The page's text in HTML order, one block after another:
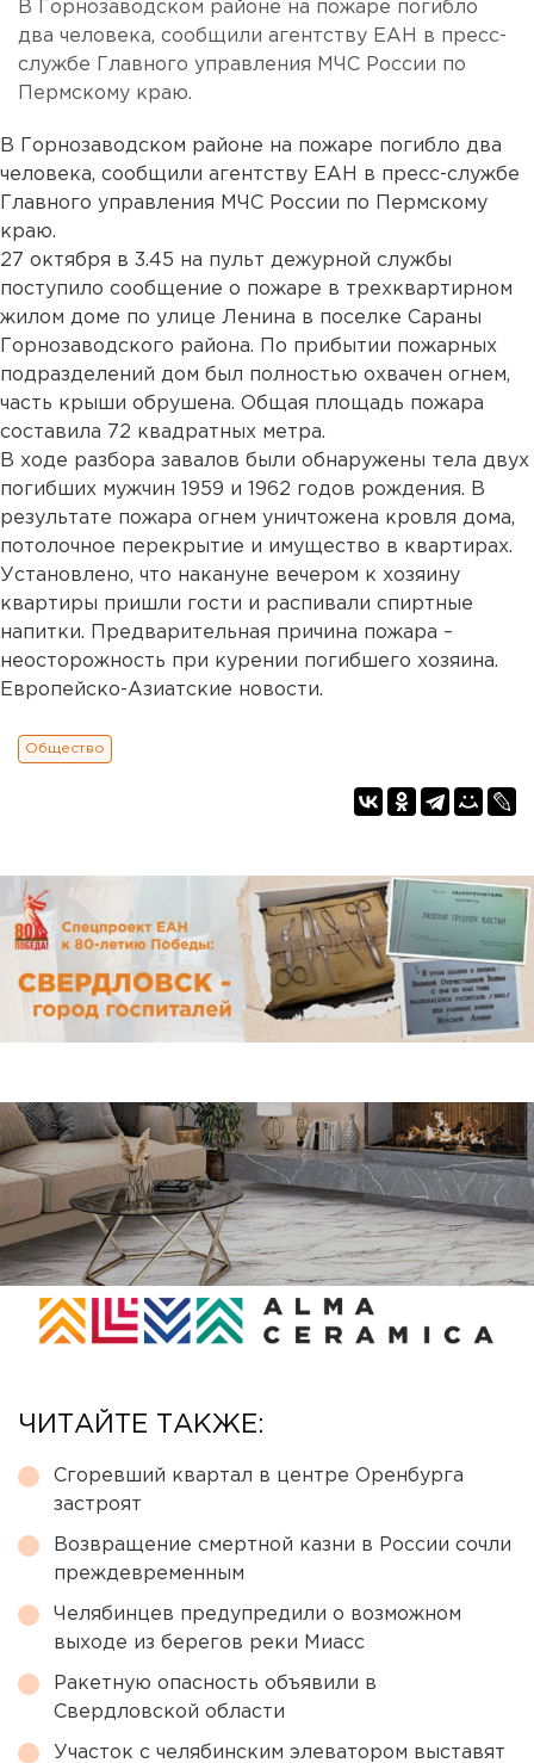
В Горнозаводском районе на пожаре погибло
два человека, сообщили агентству ЕАН в пресс-
службе Главного управления МЧС России по
Пермскому краю.
В Горнозаводском районе на пожаре погибло два
человека, сообщили агентству ЕАН в пресс-службе
Главного управления МЧС России по Пермскому
краю.
27 октября в 3.45 на пульт дежурной службы
поступило сообщение о пожаре в трехквартирном
жилом доме по улице Ленина в поселке Сараны
Горнозаводского района. По прибытии пожарных
подразделений дом был полностью охвачен огнем,
часть крыши обрушена. Общая площадь пожара
составила 72 квадратных метра.
В ходе разбора завалов были обнаружены тела двух
погибших мужчин 1959 и 1962 годов рождения. В
результате пожара огнем уничтожена кровля дома,
потолочное перекрытие и имущество в квартирах.
Установлено, что накануне вечером к хозяину
квартиры пришли гости и распивали спиртные
напитки. Предварительная причина пожара –
неосторожность при курении погибшего хозяина.
Европейско-Азиатские новости.
Общество
ЧИТАЙТЕ ТАКЖЕ:
Сгоревший квартал в центре Оренбурга
застроят
Возвращение смертной казни в России сочли
преждевременным
Челябинцев предупредили о возможном
выходе из берегов реки Миасс
Ракетную опасность объявили в
Свердловской области
Участок с челябинским элеватором выставят